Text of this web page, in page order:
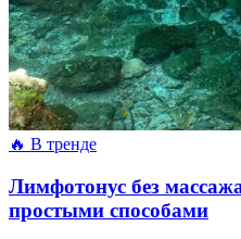
🔥 В тренде
Лимфотонус без
простыми способами